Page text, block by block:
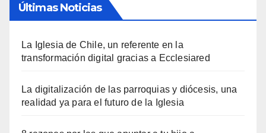
Últimas Noticias
La Iglesia de Chile, un referente en la
transformación digital gracias a Ecclesiared
La digitalización de las parroquias y diócesis, una
realidad ya para el futuro de la Iglesia